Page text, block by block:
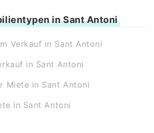
in Sant Antoni
Verkauf in Sant Antoni
in Sant Antoni
Miete in Sant Antoni
in Sant Antoni